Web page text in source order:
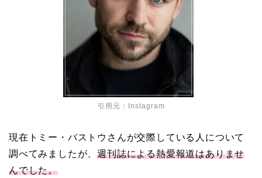
取材！？
中森明菜の結婚歴！豪華
すぎる歴代彼氏４人と
「隠し子」の噂とは？
二宮和也と嫁・伊藤綾子
の結婚馴れ初めはバラエ
引用元： Instagram
現在トミー・バストウさんが交際している人について
調べてみましたが、週刊誌による熱愛報道はありませ
んでした。